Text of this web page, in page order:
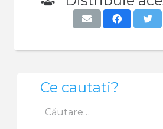
Ce cautati?
după: